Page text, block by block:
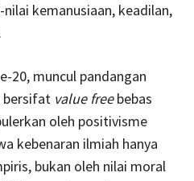
kemanusiaan, keadilan,
20, muncul pandangan
bersifat value freebebas
oleh positivisme
kebenaran ilmiah hanya
bukan oleh nilai moral